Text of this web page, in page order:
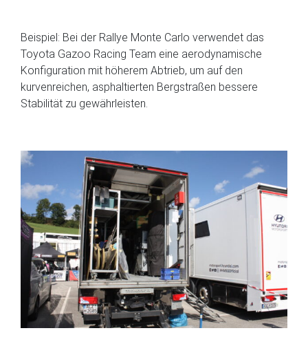
Beispiel: Bei der Rallye Monte Carlo verwendet das
Toyota Gazoo Racing Team eine aerodynamische
Konfiguration mit höherem Abtrieb, um auf den
kurvenreichen, asphaltierten Bergstraßen bessere
Stabilität zu gewährleisten.